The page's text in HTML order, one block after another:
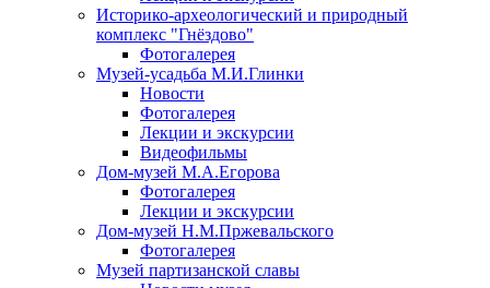
Историко-археологический и природный
комплекс "Гнёздово"
Фотогалерея
Музей-усадьба М.И.Глинки
Новости
Фотогалерея
Лекции и экскурсии
Видеофильмы
Дом-музей М.А.Егорова
Фотогалерея
Лекции и экскурсии
Дом-музей Н.М.Пржевальского
Фотогалерея
Музей партизанской славы